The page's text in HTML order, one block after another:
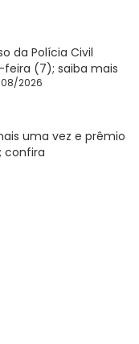
da Polícia Civil
(7); saiba mais
2026
uma vez e prêmio
confira